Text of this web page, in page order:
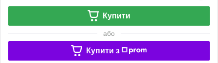
Купити
або
Купити з